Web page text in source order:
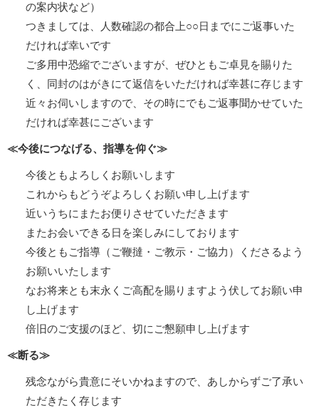
の案内状など）
つきましては、人数確認の都合上○○日までにご返事いた
だければ幸いです
ご多用中恐縮でございますが、ぜひともご卓見を賜りた
く、同封のはがきにて返信をいただければ幸甚に存じます
近々お伺いしますので、その時にでもご返事聞かせていた
だければ幸甚にございます
≪今後につなげる、指導を仰ぐ≫
今後ともよろしくお願いします
これからもどうぞよろしくお願い申し上げます
近いうちにまたお便りさせていただきます
またお会いできる日を楽しみにしております
今後ともご指導（ご鞭撻・ご教示・ご協力）くださるよう
お願いいたします
なお将来とも末永くご高配を賜りますよう伏してお願い申
し上げます
倍旧のご支援のほど、切にご懇願申し上げます
≪断る≫
残念ながら貴意にそいかねますので、あしからずご了承い
ただきたく存じます